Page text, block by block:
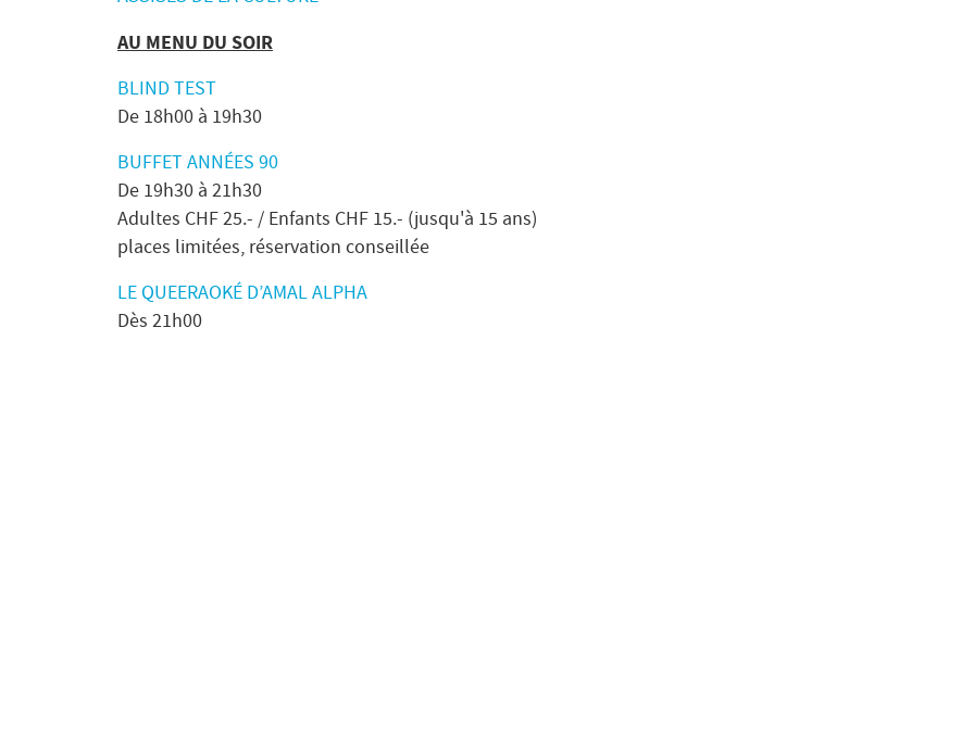
AU MENU DU SOIR
BLIND TEST
De 18h00 à 19h30
BUFFET ANNÉES 90
De 19h30 à 21h30
Adultes CHF 25.- / Enfants CHF 15.- (jusqu'à 15 ans)
places limitées, réservation conseillée
LE QUEERAOKÉ D’AMAL ALPHA
Dès 21h00